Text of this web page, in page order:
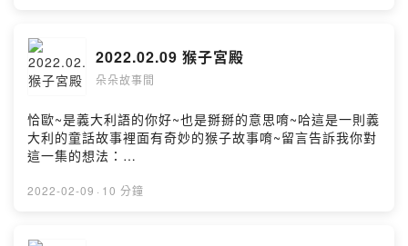
2022.02.09 猴子宮殿
朵朵故事間
恰歐~是義大利語的你好~也是掰掰的意思唷~哈這是一則義
大利的童話故事裡面有奇妙的猴子故事唷~留言告訴我你對
這一集的想法：
xvqh1?m=commentPowered by Firstory Hosting
2022-02-09 · 10 分鐘